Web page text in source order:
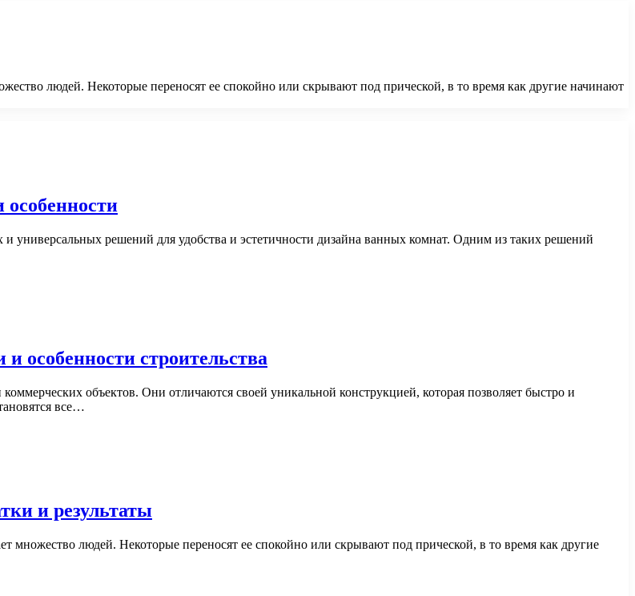
людей. Некоторые переносят ее спокойно или скрывают под прической, в то время как другие начинают
универсальных решений для удобства и эстетичности дизайна ванных комнат. Одним из таких решений
особенности строительства
объектов. Они отличаются своей уникальной конструкцией, которая позволяет быстро и
все…
и результаты
людей. Некоторые переносят ее спокойно или скрывают под прической, в то время как другие